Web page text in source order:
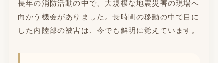
長年の消防活動の中で、大規模な地震災害の現場へ
向かう機会がありました。長時間の移動の中で目に
した内陸部の被害は、今でも鮮明に覚えています。